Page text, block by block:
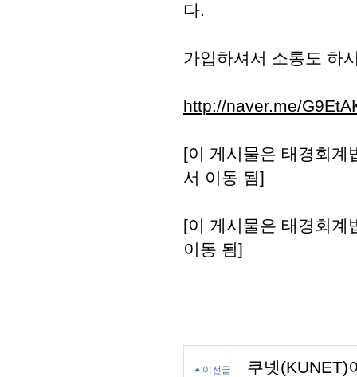
다.
가입하셔서 소통도 하
http://naver.me/
[이 게시물은 태경회계
서 이동 됨]
[이 게시물은 태경회계
이동 됨]
이전글 쿠넷(KUNET)